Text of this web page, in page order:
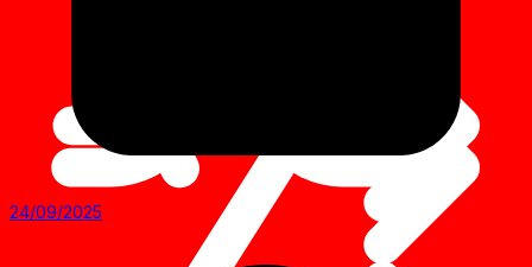
24/09/2025